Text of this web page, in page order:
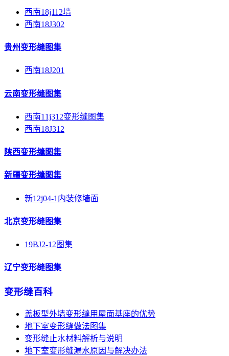
西南18j112墙
西南18J302
贵州变形缝图集
西南18J201
云南变形缝图集
西南11j312变形缝图集
西南18J312
陕西变形缝图集
新疆变形缝图集
新12j04-1内装修墙面
北京变形缝图集
19BJ2-12图集
辽宁变形缝图集
变形缝百科
盖板型外墙变形缝用屋面基座的优势
地下室变形缝做法图集
变形缝止水材料解析与说明
地下室变形缝漏水原因与解决办法